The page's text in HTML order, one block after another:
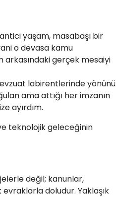
yaşam, masabaşı bir
o devasa kamu
arkasındaki gerçek mesaiyi
labirentlerinde yönünü
ama attığı her imzanın
ayırdım.
teknolojik geleceğinin
değil; kanunlar,
doludur. Yaklaşık